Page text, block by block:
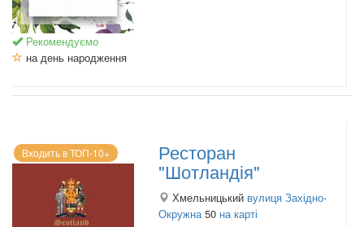
Рекомендуємо
на день народження
Входить в ТОП-10+ Ресторан
"Шотландія"
Хмельницький вулиця Західно-
Окружна50 на карті